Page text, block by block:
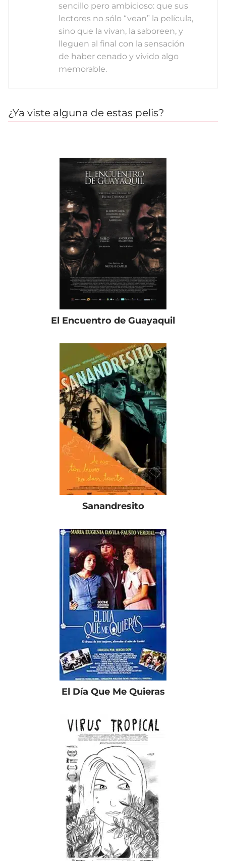
sencillo pero ambicioso: que sus
lectores no sólo “vean” la película,
sino que la vivan, la saboreen, y
lleguen al final con la sensación
de haber cenado y vivido algo
memorable.
¿Ya viste alguna de estas pelis?
El Encuentro de Guayaquil
Sanandresito
El Día Que Me Quieras